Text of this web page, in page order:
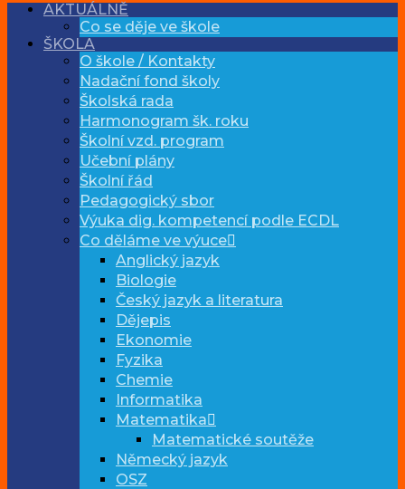
AKTUÁLNĚ
Co se děje ve škole
ŠKOLA
O škole / Kontakty
Nadační fond školy
Školská rada
Harmonogram šk. roku
Školní vzd. program
Učební plány
Školní řád
Pedagogický sbor
Výuka dig. kompetencí podle ECDL
Co děláme ve výuce
Anglický jazyk
Biologie
Český jazyk a literatura
Dějepis
Ekonomie
Fyzika
Chemie
Informatika
Matematika
Matematické soutěže
Německý jazyk
OSZ